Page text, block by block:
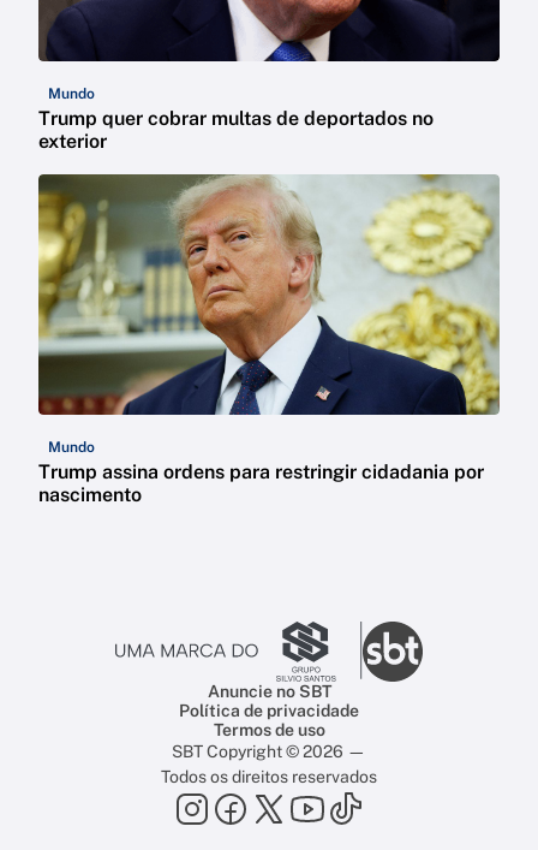
Mundo
Trump quer cobrar multas de deportados no
exterior
Mundo
Trump assina ordens para restringir cidadania por
nascimento
Anuncie no SBT
Política de privacidade
Termos de uso
SBT Copyright © 2026 —
Todos os direitos reservados